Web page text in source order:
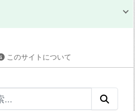
このサイトについて